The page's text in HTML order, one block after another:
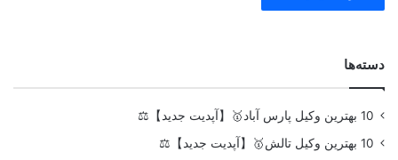
دسته‌ها
10 بهترین وکیل پارس آباد🥇【آپدیت جدید】⚖️
10 بهترین وکیل تالش🥇【آپدیت جدید】⚖️